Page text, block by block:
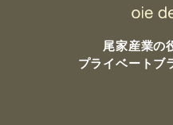
尾家産業の
プライベートブ